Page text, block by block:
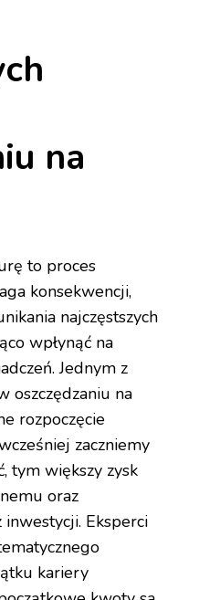
na
to proces
konsekwencji,
najczęstszych
wpłynąć na
Jednym z
oszczędzaniu na
rozpoczęcie
zaczniemy
tym większy zysk
oraz
Eksperci
kariery